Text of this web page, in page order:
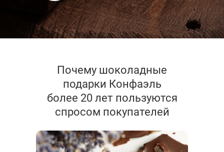
Почему шоколадные
подарки Конфаэль
более 20 лет пользуются
спросом покупателей